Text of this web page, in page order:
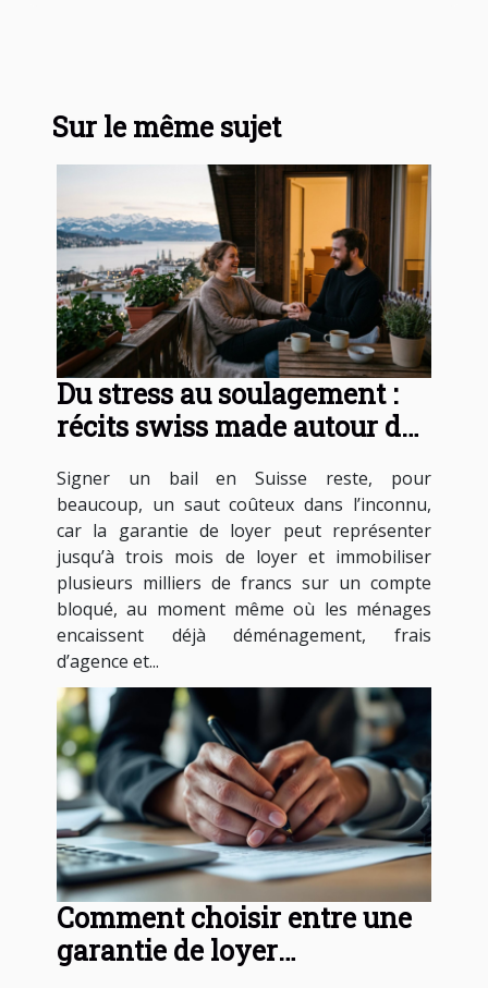
Sur le même sujet
Du stress au soulagement :
récits swiss made autour de
Signer un bail en Suisse reste, pour
beaucoup, un saut coûteux dans l’inconnu,
car la garantie de loyer peut représenter
jusqu’à trois mois de loyer et immobiliser
plusieurs milliers de francs sur un compte
bloqué, au moment même où les ménages
encaissent déjà déménagement, frais
d’agence et...
Comment choisir entre une
garantie de loyer